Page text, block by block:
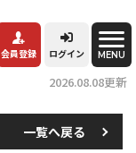
会員登録 ログイン MENU
2026.08.08更新
一覧へ戻る